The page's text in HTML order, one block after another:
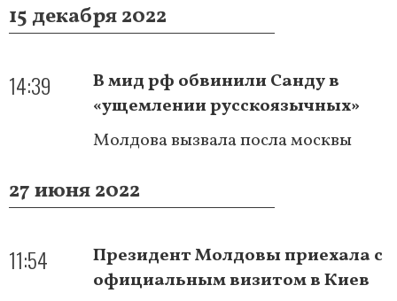
15 декабря 2022
14:39
В мид рф обвинили Санду в
«ущемлении русскоязычных»
Молдова вызвала посла москвы
27 июня 2022
11:54
Президент Молдовы приехала с
официальным визитом в Киев